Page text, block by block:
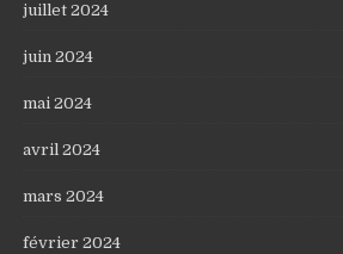
juillet 2024
juin 2024
mai 2024
avril 2024
mars 2024
février 2024